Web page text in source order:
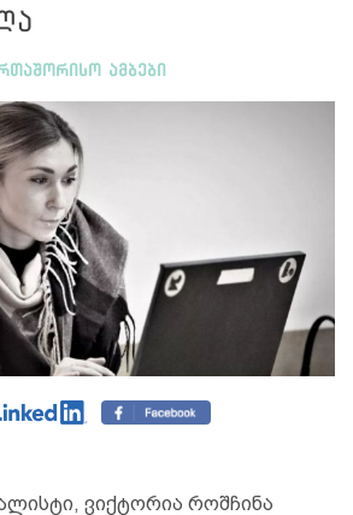
ამბები
ვიქტორია როშჩინა